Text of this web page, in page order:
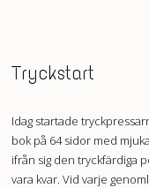
Tryckstart
Idag startade
bok på 64 sidor med
ifrån sig den tryckfärdiga
vara kvar. Vid varje